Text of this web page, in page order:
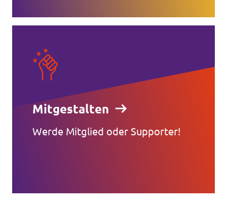
Mitgestalten
Werde Mitglied oder Supporter!